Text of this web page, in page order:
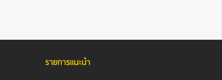
รายการแนะนำ